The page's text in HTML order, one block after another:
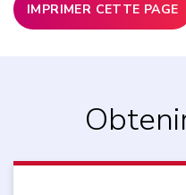
IMPRIMER CETTE PAGE